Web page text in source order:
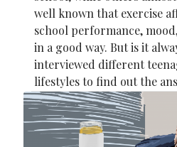
well known that exercise
school performance,
in a good way. But is it
interviewed different
lifestyles to find out the